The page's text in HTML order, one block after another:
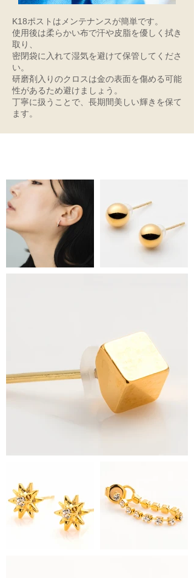
K18ポストはメンテナンスが簡単です。
使用後は柔らかい布で汗や皮脂を優しく拭き
取り、
密閉袋に入れて湿気を避けて保管してくださ
い。
研磨剤入りのクロスは金の表面を傷める可能
性があるため避けましょう。
丁寧に扱うことで、長期間美しい輝きを保て
ます。